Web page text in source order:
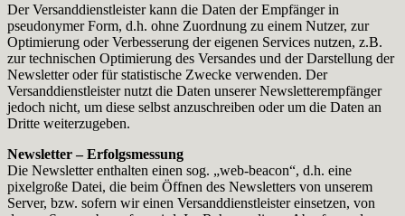
Der Versanddienstleister kann die Daten der Empfänger in
pseudonymer Form, d.h. ohne Zuordnung zu einem Nutzer, zur
Optimierung oder Verbesserung der eigenen Services nutzen, z.B.
zur technischen Optimierung des Versandes und der Darstellung der
Newsletter oder für statistische Zwecke verwenden. Der
Versanddienstleister nutzt die Daten unserer Newsletterempfänger
jedoch nicht, um diese selbst anzuschreiben oder um die Daten an
Dritte weiterzugeben.
Newsletter – Erfolgsmessung
Die Newsletter enthalten einen sog. „web-beacon“, d.h. eine
pixelgroße Datei, die beim Öffnen des Newsletters von unserem
Server, bzw. sofern wir einen Versanddienstleister einsetzen, von